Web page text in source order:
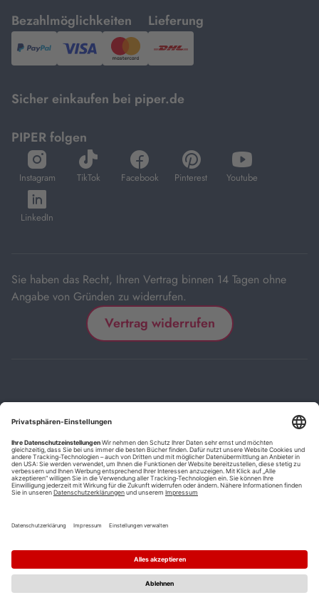
Bezahlmöglichkeiten
mit
PayPal,Visa
und
Lieferung
mit
DHL.
Sicher einkaufen bei piper.de
PIPER folgen
Instagram
öffnet
in
neuem
Tab
TikTok
öffnet
in
Facebook
öffnet
in
Pinterest
öffnet
in
Youtube
öffnet
in
LinkedIn
öffnet
in
Sie haben das Recht, Ihren Vertrag binnen 14 Tagen ohne
Angabe von Gründen zu widerrufen.
Vertrag widerrufen
BarrierefreiheitserklärungCookie-Einstellungen
*
Die mit Sternchen (*) gekennzeichneten Links sind Affiliate-Links.
Wenn Sie auf einen solchen Link klicken und auf der Zielseite etwas
kaufen, bekommen wir vom betreffenden Anbieter oder Online-Shop
Kauf oder Preis.
Mehrwertsteuer.
Versand innerhalb Deutschlands versandkostenfrei ab 9,00 €
Bestellwert.
Vorbestellung ab 30 Tage vor Erscheinungstermin möglich.